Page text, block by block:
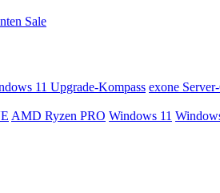
Sale
11 Upgrade-Kompass exone
AMD Ryzen PRO Windows 11